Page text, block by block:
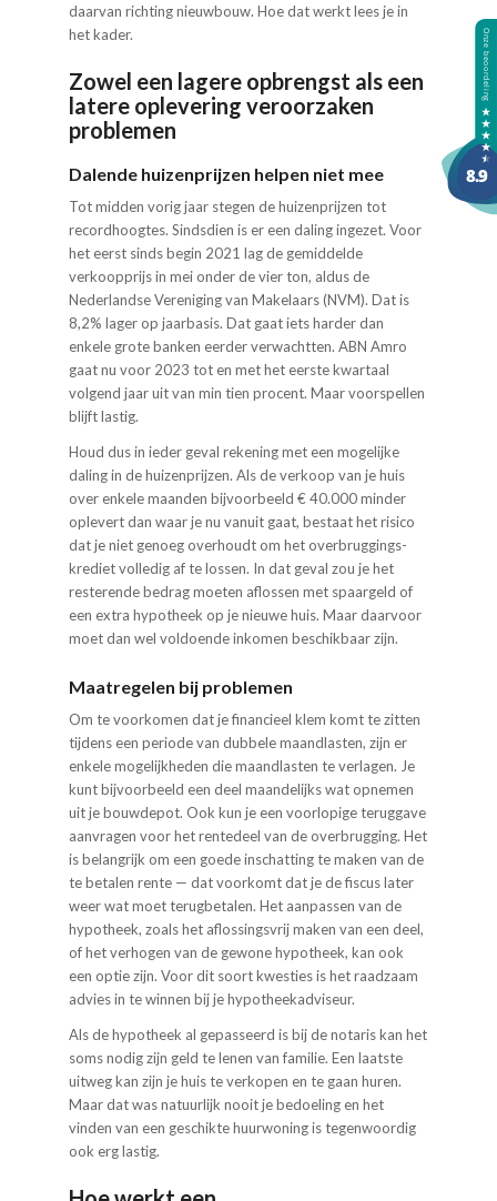
daarvan richting nieuwbouw. Hoe dat werkt lees je in
het kader.
Zowel een lagere opbrengst als een
latere oplevering veroorzaken
problemen
Dalende huizenprijzen helpen niet mee
Tot midden vorig jaar stegen de huizenprijzen tot
record­hoogtes. Sindsdien is er een daling ingezet. Voor
het eerst sinds begin 2021 lag de gemiddelde
verkoopprijs in mei onder de vier ton, aldus de
Nederlandse Vereniging van Makelaars (NVM). Dat is
8,2% lager op jaarbasis. Dat gaat iets harder dan
enkele grote banken eerder verwachtten. ABN Amro
gaat nu voor 2023 tot en met het eerste kwartaal
volgend jaar uit van min tien procent. Maar voorspellen
blijft lastig.
Houd dus in ieder geval rekening met een mogelijke
daling in de huizenprijzen. Als de verkoop van je huis
over enkele maanden bijvoorbeeld € 40.000 minder
oplevert dan waar je nu vanuit gaat, bestaat het risico
dat je niet genoeg overhoudt om het overbruggings­
krediet volledig af te lossen. In dat geval zou je het
resterende bedrag moeten aflossen met spaargeld of
een extra hypotheek op je nieuwe huis. Maar daarvoor
moet dan wel voldoende inkomen beschikbaar zijn.
Maatregelen bij problemen
Om te voorkomen dat je financieel klem komt te zitten
tijdens een periode van dubbele maandlasten, zijn er
enkele mogelijkheden die maandlasten te verlagen. Je
kunt bijvoorbeeld een deel maandelijks wat opnemen
uit je bouwdepot. Ook kun je een voorlopige teruggave
aanvragen voor het rentedeel van de overbrugging. Het
is belangrijk om een goede inschatting te maken van de
te betalen rente — dat voorkomt dat je de fiscus later
weer wat moet terugbetalen. Het aanpassen van de
hypotheek, zoals het aflossingsvrij maken van een deel,
of het verhogen van de gewone hypotheek, kan ook
een optie zijn. Voor dit soort kwesties is het raadzaam
advies in te winnen bij je hypotheekadviseur.
Als de hypotheek al gepasseerd is bij de notaris kan het
soms nodig zijn geld te lenen van familie. Een laatste
uitweg kan zijn je huis te verkopen en te gaan huren.
Maar dat was natuurlijk nooit je bedoeling en het
vinden van een geschikte huurwoning is tegenwoordig
ook erg lastig.